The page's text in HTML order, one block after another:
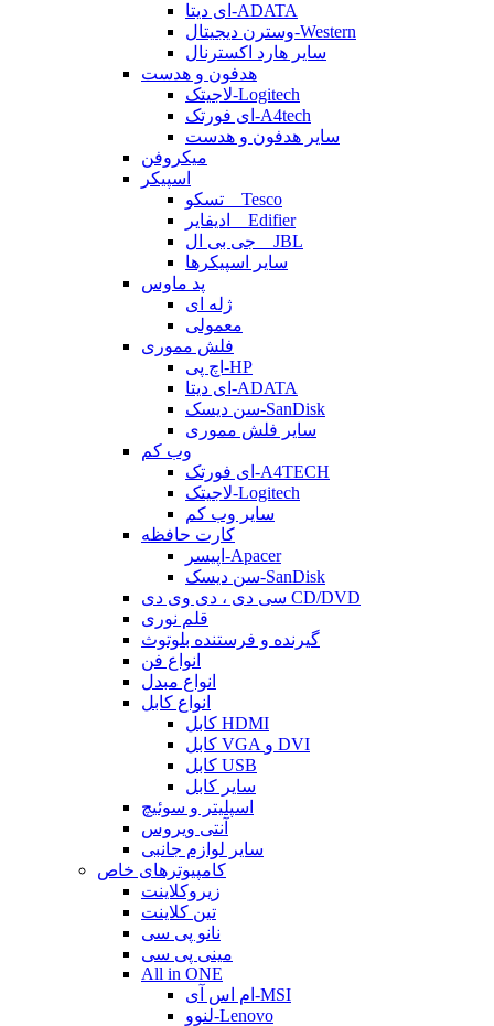
ای دیتا-ADATA
وسترن دیجیتال-Western
سایر هارد اکسترنال
هدفون و هدست
لاجیتک-Logitech
ای فورتک-A4tech
سایر هدفون و هدست
میکروفن
اسپیکر
تسکو _ Tesco
ادیفایر _ Edifier
جی بی ال _ JBL
سایر اسپیکرها
پد ماوس
ژله ای
معمولی
فلش مموری
اچ پی-HP
ای دیتا-ADATA
سن دیسک-SanDisk
سایر فلش مموری
وب کم
ای فورتک-A4TECH
لاجیتک-Logitech
سایر وب کم
کارت حافظه
اپیسر-Apacer
سن دیسک-SanDisk
سی دی ، دی وی دی CD/DVD
قلم نوری
گیرنده و فرستنده بلوتوث
انواع فن
انواع مبدل
انواع کابل
کابل HDMI
کابل VGA و DVI
کابل USB
سایر کابل
اسپلیتر و سوئیچ
آنتی ویروس
سایر لوازم جانبی
کامپیوترهای خاص
زیروکلاینت
تین کلاینت
نانو پی سی
مینی پی سی
All in ONE
ام اس آی-MSI
لنوو-Lenovo